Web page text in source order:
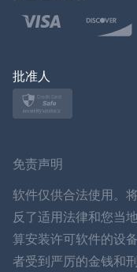
波兰文
ภาษาไทย
简体中文
丹麦语
批准人
免责声明
软件仅供合法使用。
反了适用法律和您当
算安装许可软件的设
者受到严厉的金钱和